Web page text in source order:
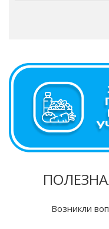
Возникли